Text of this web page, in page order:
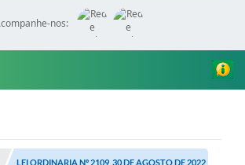
nos:
LEI ORDINARIA Nº 2109, 30 DE AGOSTO DE 2022